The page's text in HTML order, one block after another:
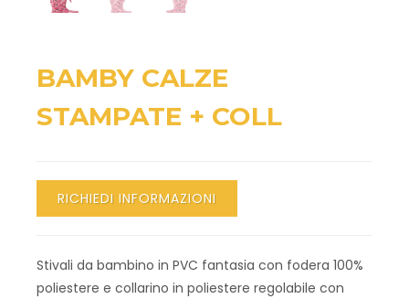
BAMBY CALZE
STAMPATE + COLL
RICHIEDI INFORMAZIONI
Stivali da bambino in PVC fantasia con fodera 100%
poliestere e collarino in poliestere regolabile con